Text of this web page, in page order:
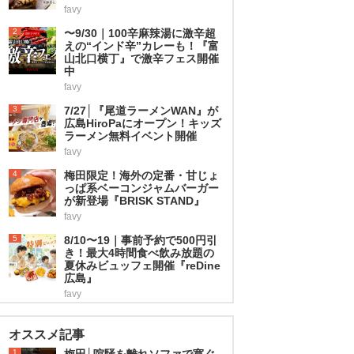
favy
2
〜9/30｜100辛麻辣湯に激辛超
えの“インド辛”カレーも！『富
山北口横丁』で激辛フェス開催
中
favy
3
7/27│『尾道ラーメンWAN』が
広島HiroPaにオープン！キッズ
ラーメン無料イベント開催
favy
4
梅田限定！海外の定番・甘じょ
っぱ系ベーコンジャムバーガー
が新登場『BRISK STAND』
favy
5
8/10〜19｜事前予約で500円引
き！最大4時間食べ飲み放題の
夏休みビュッフェ開催『reDine
広島』
favy
オススメ記事
1